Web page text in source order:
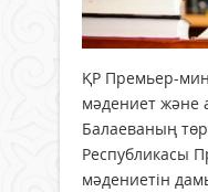
ҚР Премьер-
мәдениет және
Балаеваның
Республикасы
мәдениетін